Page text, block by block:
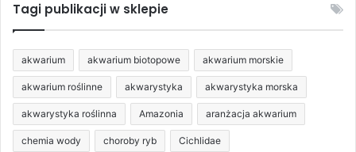
Tagi publikacji w sklepie
akwarium akwarium biotopowe akwarium morskie
akwarium roślinne akwarystyka akwarystyka morska
akwarystyka roślinna Amazonia aranżacja akwarium
chemia wody choroby ryb Cichlidae